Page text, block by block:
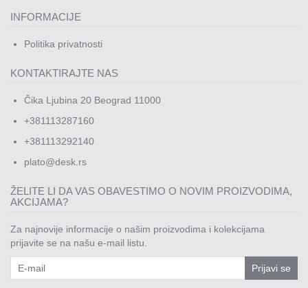
Sport
zabava
Zdravlje
DESK
Pokloni
INFORMACIJE
Politika privatnosti
KONTAKTIRAJTE NAS
Čika Ljubina 20 Beograd 11000
+381113287160
+381113292140
plato@desk.rs
ŽELITE LI DA VAS OBAVESTIMO O NOVIM PROIZVODIMA,
AKCIJAMA?
Za najnovije informacije o našim proizvodima i kolekcijama
prijavite se na našu e-mail listu.
Prijavi se